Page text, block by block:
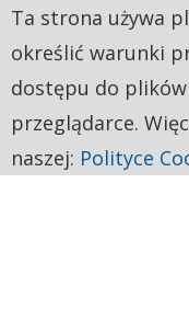
Ta strona używa
określić warunki
dostępu do
przeglądarce.
naszej: Polityce